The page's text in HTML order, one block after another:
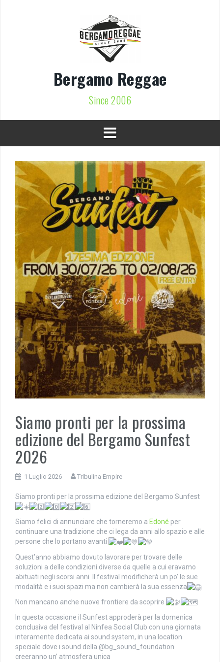
Bergamo Reggae
Since 2006
Siamo pronti per la prossima
edizione del Bergamo Sunfest
2026
1 Luglio 2026 Tribulina Empire
Siamo pronti per la prossima edizione del Bergamo Sunfest
Siamo felici di annunciare che torneremo a Edoné per
continuare una tradizione che ci lega da anni allo spazio e alle
persone che lo portano avanti
Quest’anno abbiamo dovuto lavorare per trovare delle
soluzioni a delle condizioni diverse da quelle a cui eravamo
abituati negli scorsi anni. Il festival modificherà un po’ le sue
modalità e i suoi spazi ma non cambierà la sua essenza
Non mancano anche nuove frontiere da scoprire
In questa occasione il Sunfest approderà per la domenica
conclusiva del festival al Ninfea Social Club con una giornata
interamente dedicata ai sound system, in una location
speciale dove i sound della @bg_sound_foundation
creeranno un’ atmosfera unica